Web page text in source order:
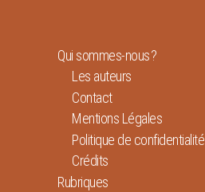
Qui sommes-nous ?
Les auteurs
Contact
Mentions Légales
Politique de confidentialité
Crédits
Rubriques